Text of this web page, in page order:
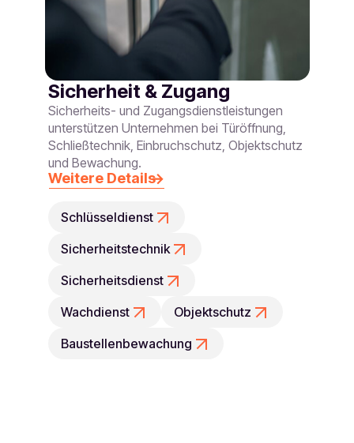
Sicherheit & Zugang
Sicherheits- und Zugangsdienstleistungen
unterstützen Unternehmen bei Türöffnung,
Schließtechnik, Einbruchschutz, Objektschutz
und Bewachung.
Weitere Details
Schlüsseldienst
Sicherheitstechnik
Sicherheitsdienst
Wachdienst
Objektschutz
Baustellenbewachung